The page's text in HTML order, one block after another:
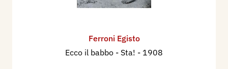
Ferroni Egisto
Ecco il babbo - Sta! - 1908